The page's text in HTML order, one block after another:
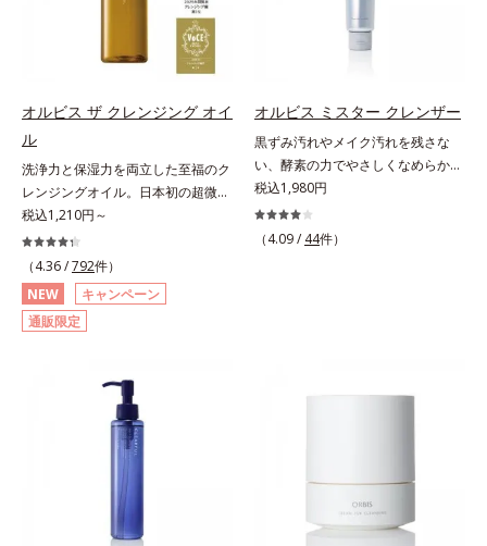
さい超微粒子(*3)をクレンジングに
搭載することに成功。毛穴よりはる
かに小さい超微粒子とオイルが肌と
汚れの間に入り込み、小さくばらけ
て肌表面にうるおいベールを形成。
これにより、洗い流した瞬間に汚れ
が肌に再付着することを防止し、細
かい毛穴汚れをごっそりするん！角
栓溶解オイル(*4)が詰まりや黒ずみ
も溶かして、毛穴の目立ちにくいす
べすべ肌に洗い上げます。大人肌の
ためのくすみ(*5)を晴らすアプロー
チによって圧巻の洗浄力と保湿力を
叶え、毛穴目立ち(*6)や乾燥による
くすみをケアし、毎日のメイクが楽
*1 ポーラ化成独自の（Ｃ１２－２
０）アルキルグルコシド（保湿）で
形成するミセルから、汚れをはね返
す水の膜をつくる技術が日本初
（2024年12月時点、J－GLOBALに
よる自社調べ）*2 オルビス内でか
つてないオイルクレンジングのこと
*3 ポーラ化成独自の（Ｃ１２－２
う！8月10日までの期間限定、お一
人様各1セット限定ですが、複数セ
品の詳しい情報は商品ページをご覧
ください。・オルビスユー ドット
シリーズは、こちら・オルビス ザ
リンクルセラムは、こちら・アドバ
ンスド ブライトニング セラムは、
こちら・オルビス リンクルブライ
ェルは、こちら・クレンジングジェ
こちら・コラーゲン リ フォース
（ラ・フランス風味）は、こちら
オルビス ザ クレンジング オイ
ル
洗浄力と保湿力を両立した至福のク
レンジングオイル。日本初の超微粒
子技術(*1)が毛穴奥の微細な汚れに
アプローチ。圧倒的な洗浄力と毛穴
悩みに着目したクレンジングオイル
です。日本初・超微粒子技術(*1)
で、さっと塗り広げるだけで濃いメ
イクはもちろん毛穴悩みも取り去
ンジング(*2)をご用意しました。ポ
ーラ化成は独自の先端研究により、
ナノバブルよりも小さい超微粒子
(*3)をクレンジングに搭載すること
に成功。毛穴よりはるかに小さい超
微粒子とオイルが肌と汚れの間に入
り込み、小さくばらけて肌表面にう
税込1,210円～
（4.36 /792件）
NEW
キャンペーン
通販限定
オルビス ミスター クレンザー
黒ずみ汚れやメイク汚れを残さな
い、酵素の力でやさしくなめらかに
洗い上げるW洗顔不要のスペシャル
クレンザー。過剰な皮脂とその皮脂
汚れが詰まって発生する黒ずみ汚れ
「CISブースター(*2)」配合で、あな
くようなとろけ感のジェル状テクス
チャー。毛穴の黒ずみもメイクもし
っかり洗い流し、洗いあがりはつる
税込1,980円
（4.09 / 44件）